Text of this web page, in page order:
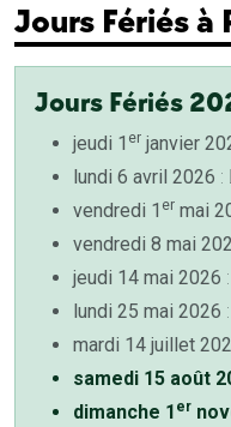
Jours Fériés à
Jours Fériés
jeudi 1 er janvier
lundi 6 avril 2026 :
vendredi 1 er mai
vendredi 8 mai
jeudi 14 mai 2026
lundi 25 mai 2026
mardi 14 juillet
samedi 15 août
dimanche 1 er